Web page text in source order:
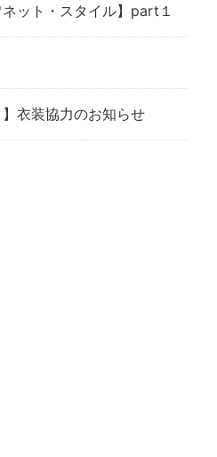
ネット・スタイル】part１
】衣装協力のお知らせ